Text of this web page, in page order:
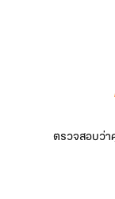
ตรวจสอบว่า